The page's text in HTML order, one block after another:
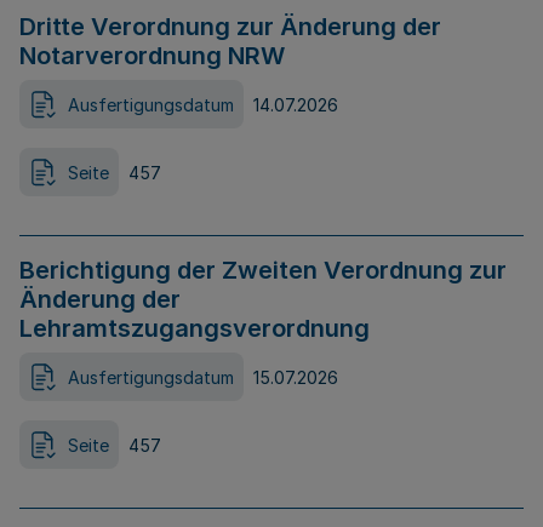
Dritte Verordnung zur Änderung der
Notarverordnung NRW
Ausfertigungsdatum 14.07.2026
Seite 457
Berichtigung der Zweiten Verordnung zur
Änderung der
Lehramtszugangsverordnung
Ausfertigungsdatum 15.07.2026
Seite 457